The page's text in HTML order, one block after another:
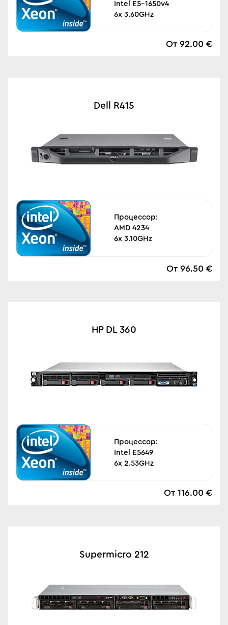
Intel E5-1650v4
6x 3.60GHz
От 92.00 €
Dell R415
Процессор:
AMD 4234
6x 3.10GHz
От 96.50 €
HP DL 360
Процессор:
Intel E5649
6x 2.53GHz
От 116.00 €
Supermicro 212